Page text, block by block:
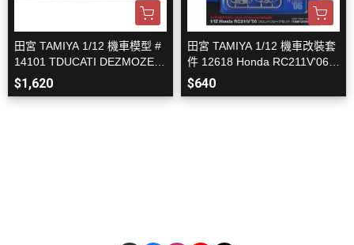
田宮 TAMIYA 1/12 機車模型 #
14101 TDUCATI DEZMOZEDI
CI 組裝模型
$1,620
田宮 TAMIYA 1/12 機車改裝套
件 12618 Honda RC211V'06
用前叉套裝
$640